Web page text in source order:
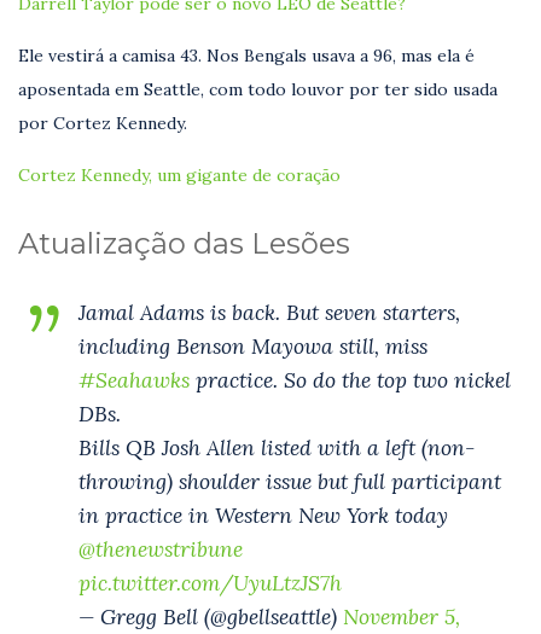
Ele vestirá a camisa 43. Nos Bengals usava a 96, mas ela é
aposentada em Seattle, com todo louvor por ter sido usada
por Cortez Kennedy.
Cortez Kennedy, um gigante de coração
Atualização das Lesões
Jamal Adams is back. But seven starters,
including Benson Mayowa still, miss
#Seahawks practice. So do the top two nickel
DBs.
Bills QB Josh Allen listed with a left (non-
throwing) shoulder issue but full participant
in practice in Western New York today
@thenewstribune
pic.twitter.com/UyuLtzJS7h
— Gregg Bell (@gbellseattle) November 5,